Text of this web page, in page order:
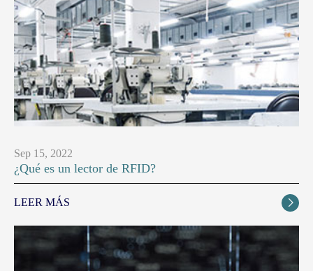
Sep 15, 2022
¿Qué es un lector de RFID?
LEER MÁS 